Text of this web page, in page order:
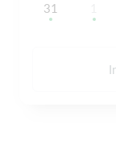
31